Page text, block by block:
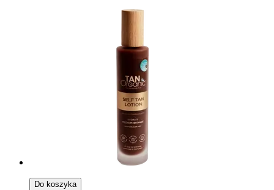
Do koszyka